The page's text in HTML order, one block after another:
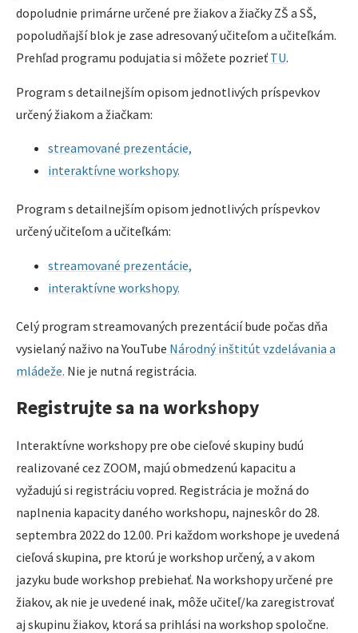
dopoludnie primárne určené pre žiakov a žiačky ZŠ a SŠ,
popoludňajší blok je zase adresovaný učiteľom a učiteľkám.
Prehľad programu podujatia si môžete pozrieť TU.
Program s detailnejším opisom jednotlivých príspevkov
určený žiakom a žiačkam:
streamované prezentácie,
interaktívne workshopy.
Program s detailnejším opisom jednotlivých príspevkov
určený učiteľom a učiteľkám:
streamované prezentácie,
interaktívne workshopy.
Celý program streamovaných prezentácií bude počas dňa
vysielaný naživo na YouTube Národný inštitút vzdelávania a
mládeže. Nie je nutná registrácia.
Registrujte sa na workshopy
Interaktívne workshopy pre obe cieľové skupiny budú
realizované cez ZOOM, majú obmedzenú kapacitu a
vyžadujú si registráciu vopred. Registrácia je možná do
naplnenia kapacity daného workshopu, najneskôr do 28.
septembra 2022 do 12.00. Pri každom workshope je uvedená
cieľová skupina, pre ktorú je workshop určený, a v akom
jazyku bude workshop prebiehať. Na workshopy určené pre
žiakov, ak nie je uvedené inak, môže učiteľ/ka zaregistrovať
aj skupinu žiakov, ktorá sa prihlási na workshop spoločne.